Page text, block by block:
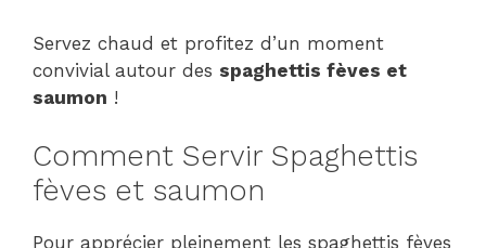
Servez chaud et profitez d’un moment
convivial autour des spaghettis fèves et
saumon !
Comment Servir Spaghettis
fèves et saumon
Pour apprécier pleinement les spaghettis fèves